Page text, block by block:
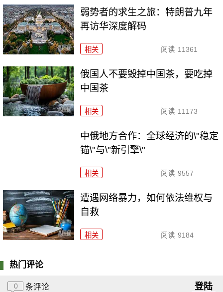
弱势者的求生之旅：特朗普九年
再访华深度解码
相关 阅读 11361
俄国人不要毁掉中国茶，要吃掉
中国茶
相关 阅读 11173
中俄地方合作：全球经济的\"稳定
锚\"与\"新引擎\"
相关 阅读 9557
遭遇网络暴力，如何依法维权与
自救
相关 阅读 9184
热门评论
0 条评论 登陆